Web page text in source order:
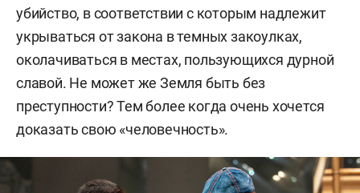
убийство, в соответствии с которым надлежит
укрываться от закона в темных закоулках,
околачиваться в местах, пользующихся дурной
славой. Не может же Земля быть без
преступности? Тем более когда очень хочется
доказать свою «человечность».